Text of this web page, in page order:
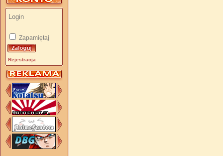
Zapamiętaj
Rejestracja